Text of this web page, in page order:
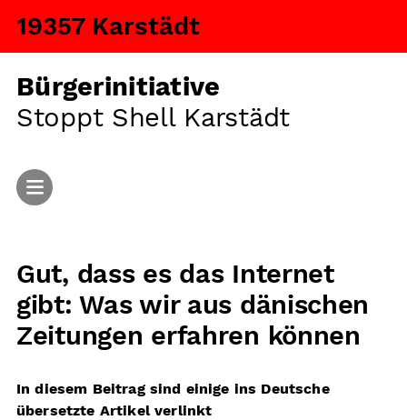
Bürgerinitiative
Stoppt Shell Karstädt
Aktuelles
Argumente
Ansiedlung von Tiermastanlagen
Gut, dass es das Internet
gibt: Was wir aus dänischen
Zeitungen erfahren können
In diesem Beitrag sind einige ins Deutsche
übersetzte Artikel verlinkt
19357 Karstädt